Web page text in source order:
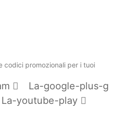
codici promozionali per i tuoi
La-google-plus-g
La-youtube-play